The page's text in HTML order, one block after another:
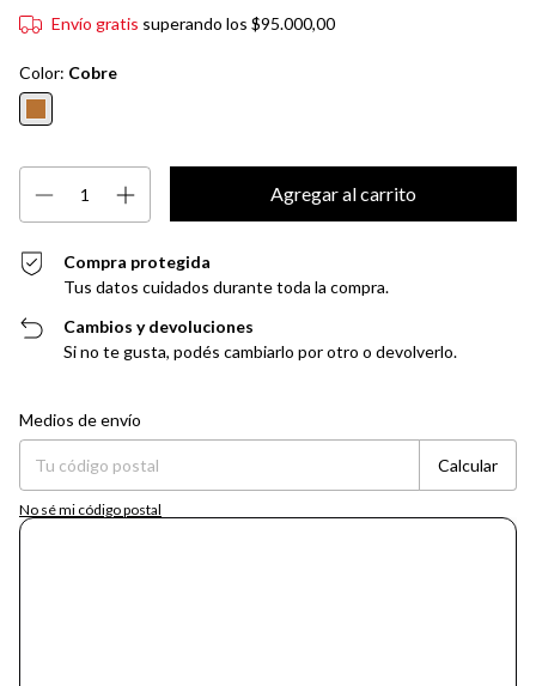
Envío gratis superando los $95.000,00
Color: Cobre
Compra protegida
Tus datos cuidados durante toda la compra.
Cambios y devoluciones
Si no te gusta, podés cambiarlo por otro o devolverlo.
Entregas para el CP:
Medios de envío
Calcular
No sé mi código postal